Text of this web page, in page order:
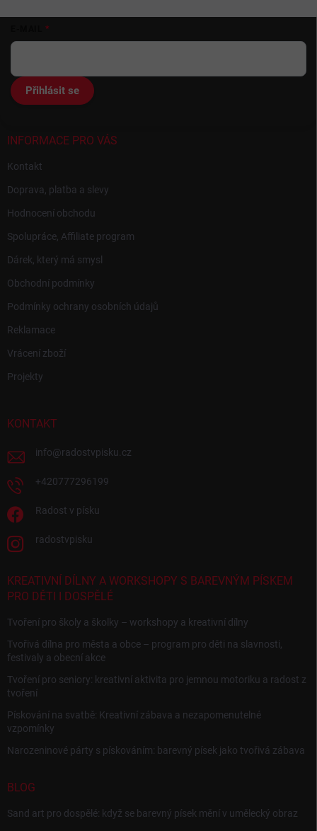
Přihlásit se
INFORMACE PRO VÁS
Kontakt
Doprava, platba a slevy
Hodnocení obchodu
Spolupráce, Affiliate program
Dárek, který má smysl
Obchodní podmínky
Podmínky ochrany osobních údajů
Reklamace
Vrácení zboží
Projekty
KONTAKT
info@radostvpisku.cz
+420777296199
Radost v písku
radostvpisku
KREATIVNÍ DÍLNY A WORKSHOPY S BAREVNÝM PÍSKEM
PRO DĚTI I DOSPĚLÉ
Tvoření pro školy a školky – workshopy a kreativní dílny
Tvořivá dílna pro města a obce – program pro děti na slavnosti,
festivaly a obecní akce
Tvoření pro seniory: kreativní aktivita pro jemnou motoriku a radost z
tvoření
Pískování na svatbě: Kreativní zábava a nezapomenutelné
vzpomínky
Narozeninové párty s pískováním: barevný písek jako tvořivá zábava
BLOG
Sand art pro dospělé: když se barevný písek mění v umělecký obraz